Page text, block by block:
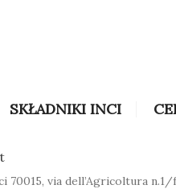
SKŁADNIKI INCI
70015, via dell’Agricoltura